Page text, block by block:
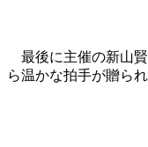
最後に主催の新山
ら温かな拍手が贈られ